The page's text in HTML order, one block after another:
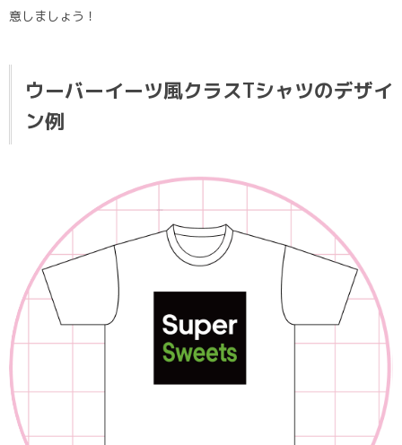
意しましょう！
ウーバーイーツ風クラスTシャツのデザイ
ン例